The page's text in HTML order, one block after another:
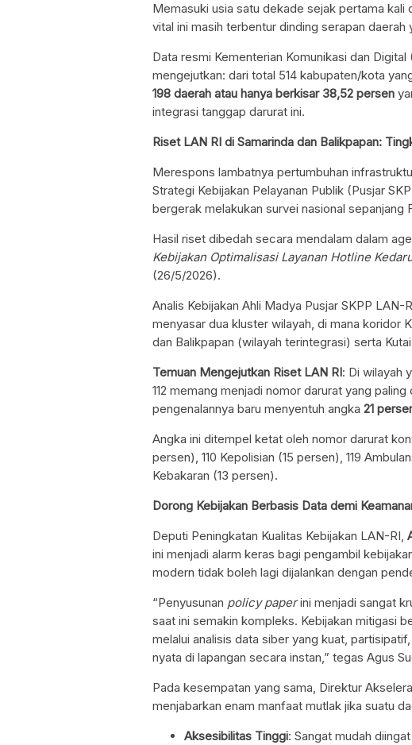
Memasuki usia satu dekade sejak pertama kali
vital ini masih terbentur dinding serapan daerah
Data resmi Kementerian Komunikasi dan
mengejutkan: dari total 514 kabupaten/kota
198 daerah atau hanya berkisar 38,52 persen
integrasi tanggap darurat ini.
Riset LAN RI di Samarinda dan Balikpapan:
Merespons lambatnya pertumbuhan
Strategi Kebijakan Pelayanan Publik (Pusjar
bergerak melakukan survei nasional sepanjang
Hasil riset dibedah secara mendalam dalam
Kebijakan Optimalisasi Layanan Hotline
(26/5/2026).
Analis Kebijakan Ahli Madya Pusjar SKPP LAN-
menyasar dua kluster wilayah, di mana koridor
dan Balikpapan (wilayah terintegrasi) serta
Temuan Mengejutkan Riset LAN RI: Di wilayah
112 memang menjadi nomor darurat yang
pengenalannya baru menyentuh angka 21
Angka ini ditempel ketat oleh nomor darurat
persen), 110 Kepolisian (15 persen), 119
Kebakaran (13 persen).
Dorong Kebijakan Berbasis Data demi
Deputi Peningkatan Kualitas Kebijakan LAN-RI,
ini menjadi alarm keras bagi pengambil
modern tidak boleh lagi dijalankan dengan
“Penyusunan policy paperini menjadi sangat
saat ini semakin kompleks. Kebijakan mitigasi
melalui analisis data siber yang kuat,
nyata di lapangan secara instan,” tegas Agus
Pada kesempatan yang sama, Direktur
menjabarkan enam manfaat mutlak jika suatu
Aksesibilitas Tinggi: Sangat mudah